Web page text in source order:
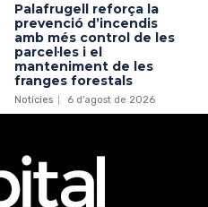
Palafrugell reforça la
prevenció d’incendis
amb més control de les
parcel·les i el
manteniment de les
franges forestals
Notícies 6 d'agost de 2026